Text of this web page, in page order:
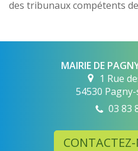
des tribunaux compétents
MAIRIE DE
1 Rue
54530
03 83